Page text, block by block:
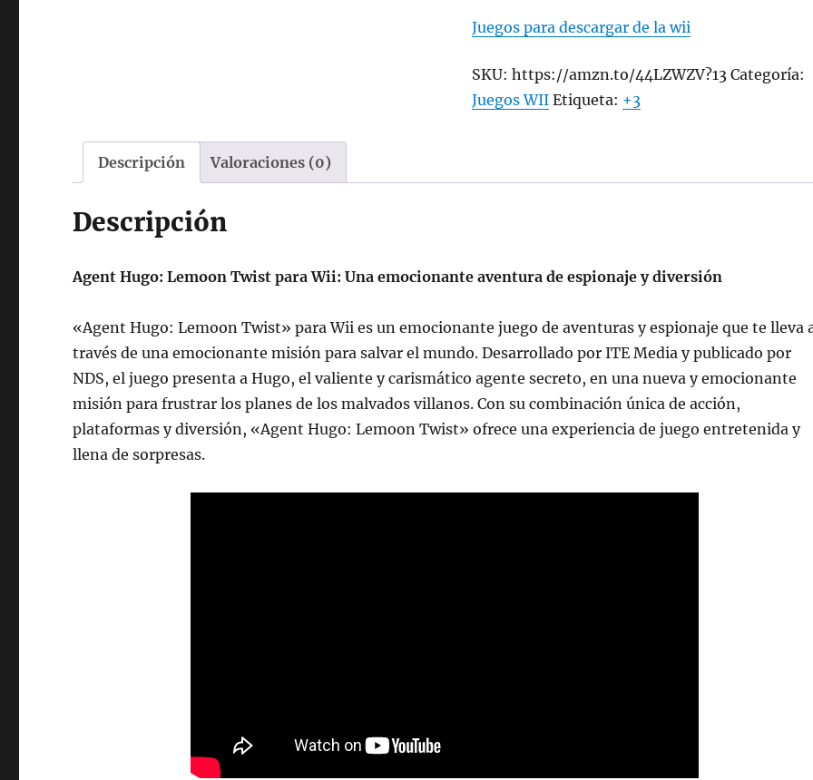
Juegos para descargar de la wii
SKU: https://amzn.to/44LZWZV?13 Categoría:
Juegos WII Etiqueta: +3
Descripción Valoraciones (0)
Descripción
Agent Hugo: Lemoon Twist para Wii: Una emocionante aventura de espionaje y diversión
«Agent Hugo: Lemoon Twist» para Wii es un emocionante juego de aventuras y espionaje que te lleva
través de una emocionante misión para salvar el mundo. Desarrollado por ITE Media y publicado por
NDS, el juego presenta a Hugo, el valiente y carismático agente secreto, en una nueva y emocionante
misión para frustrar los planes de los malvados villanos. Con su combinación única de acción,
plataformas y diversión, «Agent Hugo: Lemoon Twist» ofrece una experiencia de juego entretenida y
llena de sorpresas.